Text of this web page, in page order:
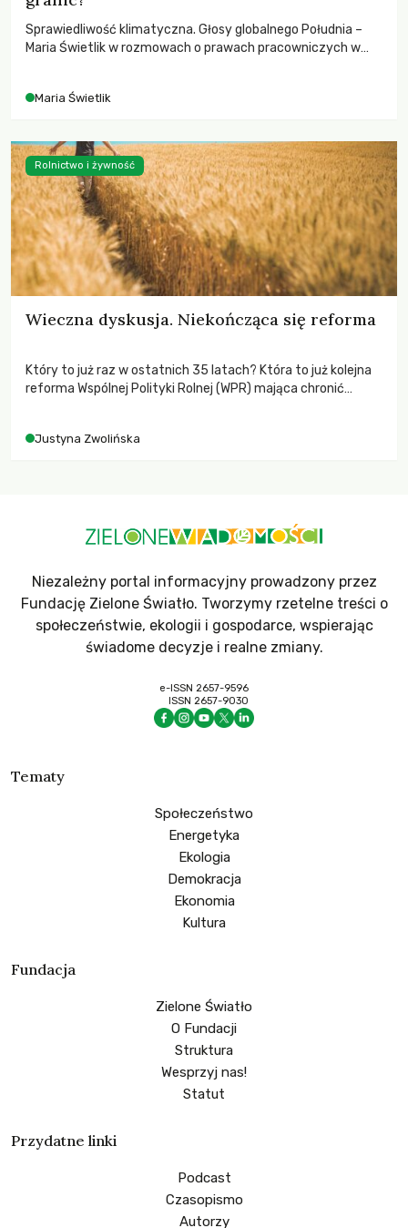
Sprawiedliwość klimatyczna. Głosy globalnego Południa –
Maria Świetlik w rozmowach o prawach pracowniczych w
Maria Świetlik
Wieczna dyskusja. Niekończąca się reforma
Który to już raz w ostatnich 35 latach? Która to już kolejna
reforma Wspólnej Polityki Rolnej (WPR) mająca chronić
Justyna Zwolińska
Rolnictwo i żywność
Niezależny portal informacyjny prowadzony przez
Fundację Zielone Światło. Tworzymy rzetelne treści o
społeczeństwie, ekologii i gospodarce, wspierając
świadome decyzje i realne zmiany.
e-ISSN 2657-9596
ISSN 2657-9030
Tematy
Społeczeństwo
Energetyka
Ekologia
Demokracja
Ekonomia
Kultura
Fundacja
Zielone Światło
O Fundacji
Struktura
Wesprzyj nas!
Statut
Przydatne linki
Podcast
Czasopismo
Autorzy